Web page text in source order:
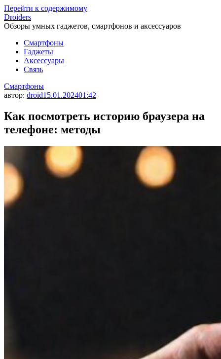
Перейти к содержимому
Droiders
Обзоры умных гаджетов, смартфонов и аксессуаров
Смартфоны
Гаджеты
Аксессуары
Связь
Смартфоны
автор: droid15.01.202401:42
Как посмотреть историю браузера на
телефоне: методы